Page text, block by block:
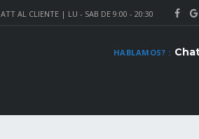
ATT AL CLIENTE | LU - SAB DE 9:00 - 20:30
HABLAMOS? :